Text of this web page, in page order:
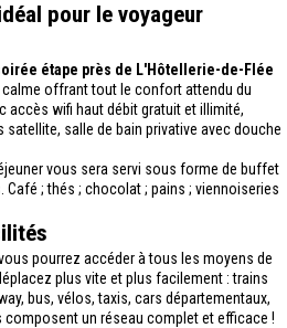
pour le voyageur
étape près de L'Hôtellerie-de-Flée
calme offrant tout le confort attendu du
accès wifi haut débit gratuit et illimité,
salle de bain privative avec douche
vous sera servi sous forme de buffet
; thés ; chocolat ; pains ; viennoiseries
pourrez accéder à tous les moyens de
plus vite et plus facilement : trains
bus, vélos, taxis, cars départementaux,
un réseau complet et efficace !